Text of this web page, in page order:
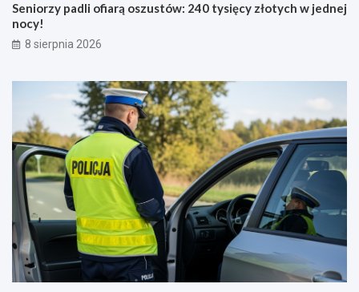
Seniorzy padli ofiarą oszustów: 240 tysięcy złotych w jednej
nocy!
8 sierpnia 2026